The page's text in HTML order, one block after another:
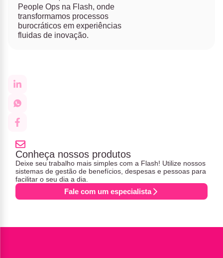
People Ops na Flash, onde
transformamos processos
burocráticos em experiências
fluidas de inovação.
Conheça nossos produtos
Deixe seu trabalho mais simples com a Flash! Utilize nossos
sistemas de gestão de benefícios, despesas e pessoas para
facilitar o seu dia a dia.
Fale com um especialista